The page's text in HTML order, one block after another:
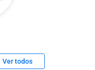
Ver todos